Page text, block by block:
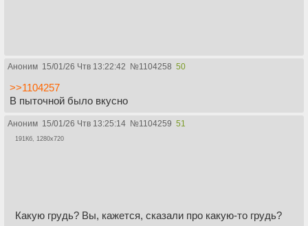
Аноним 15/01/26 Чтв 13:22:42 №1104258 50
>>1104257
В пыточной было вкусно
Аноним 15/01/26 Чтв 13:25:14 №1104259 51
191Кб, 1280x720
Какую грудь? Вы, кажется, сказали про какую-то грудь?